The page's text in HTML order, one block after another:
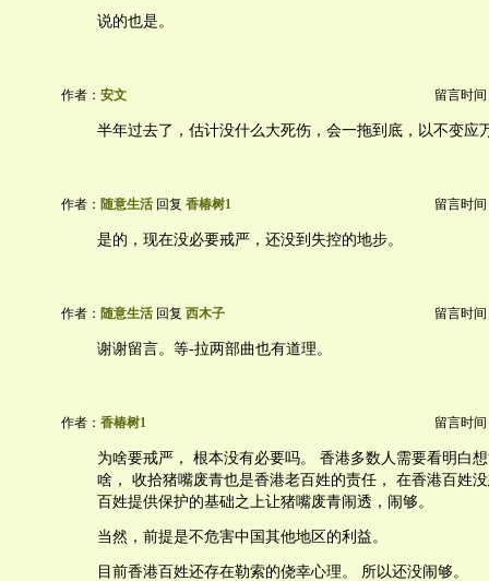
说的也是。
作者： 安文 留言时间
半年过去了，估计没什么大死伤，会一拖到底，以不变应
作者： 随意生活 回复 香椿树1 留言时间
是的，现在没必要戒严，还没到失控的地步。
作者： 随意生活 回复 西木子 留言时间
谢谢留言。等-拉两部曲也有道理。
作者： 香椿树1 留言时间
为啥要戒严， 根本没有必要吗。 香港多数人需要看明白
啥， 收拾猪嘴废青也是香港老百姓的责任， 在香港百姓
百姓提供保护的基础之上让猪嘴废青闹透，闹够。
当然，前提是不危害中国其他地区的利益。
目前香港百姓还存在勒索的侥幸心理。 所以还没闹够。